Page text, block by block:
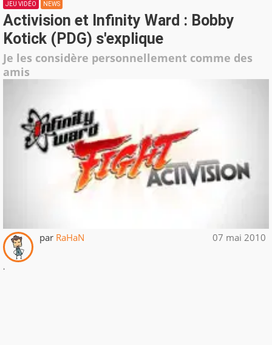
JEU VIDÉO NEWS
Activision et Infinity Ward : Bobby
Kotick (PDG) s'explique
Je les considère personnellement comme des
amis
par RaHaN 07 mai 2010
.